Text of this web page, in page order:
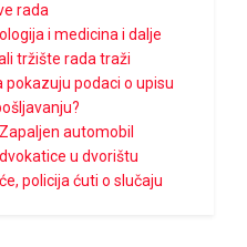
rada
i medicina i dalje
tržište rada traži
pokazuju podaci o upisu
Zapaljen automobil
u dvorištu
policija ćuti o slučaju